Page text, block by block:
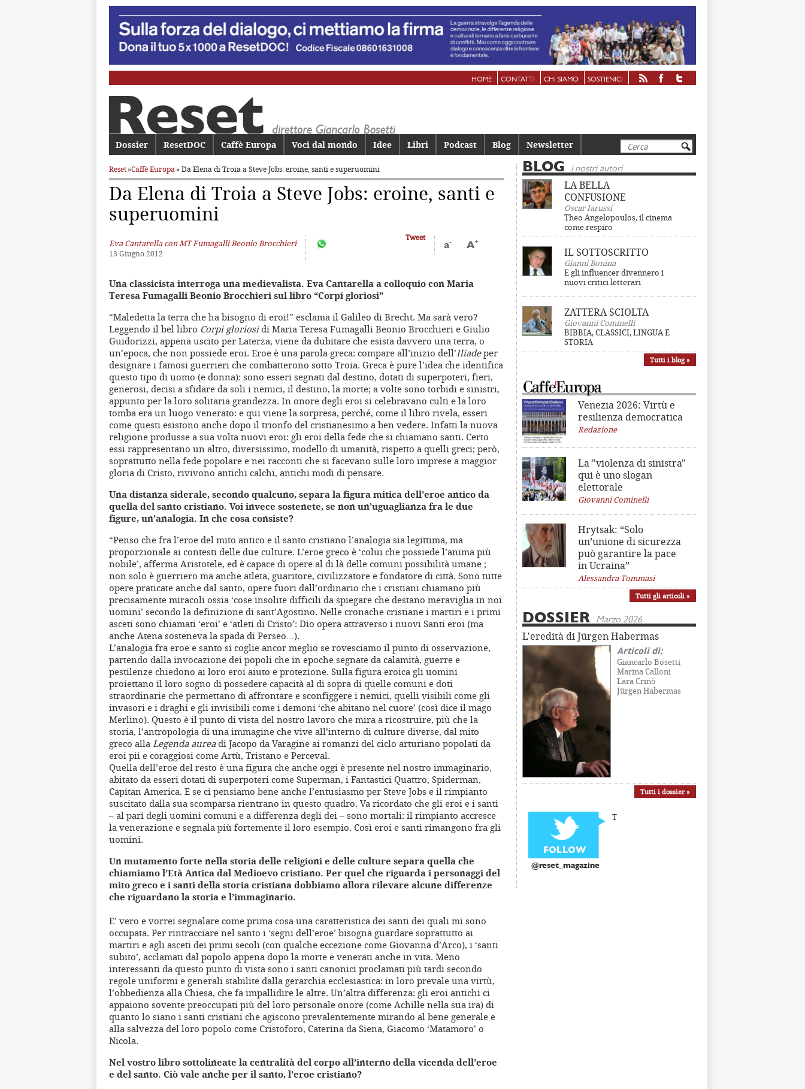
HOME CONTATTI CHI SIAMO SOSTIENICI
Cerca
Menu principale
Vai al contenuto principale
Vai al contenuto secondario
Dossier ResetDOC Caffè Europa Voci dal mondo Idee Libri Podcast Blog Newsletter
Reset»Caffè Europa» Da Elena di Troia a Steve Jobs: eroine, santi e superuomini
Da Elena di Troia a Steve Jobs: eroine, santi e
superuomini
Eva Cantarella con MT Fumagalli Beonio Brocchieri
13 Giugno 2012
Tweet
a- A+
Una classicista interroga una medievalista. Eva Cantarella a colloquio con Maria
Teresa Fumagalli Beonio Brocchieri sul libro “Corpi gloriosi”
“Maledetta la terra che ha bisogno di eroi!” esclama il Galileo di Brecht. Ma sarà vero?
Leggendo il bel libro Corpi gloriosidi Maria Teresa Fumagalli Beonio Brocchieri e Giulio
Guidorizzi, appena uscito per Laterza, viene da dubitare che esista davvero una terra, o
un’epoca, che non possiede eroi. Eroe è una parola greca: compare all’inizio dell’Iliadeper
designare i famosi guerrieri che combatterono sotto Troia. Greca è pure l’idea che identifica
questo tipo di uomo (e donna): sono esseri segnati dal destino, dotati di superpoteri, fieri,
generosi, decisi a sfidare da soli i nemici, il destino, la morte; a volte sono torbidi e sinistri,
appunto per la loro solitaria grandezza. In onore degli eroi si celebravano culti e la loro
tomba era un luogo venerato: e qui viene la sorpresa, perché, come il libro rivela, esseri
come questi esistono anche dopo il trionfo del cristianesimo a ben vedere. Infatti la nuova
religione produsse a sua volta nuovi eroi: gli eroi della fede che si chiamano santi. Certo
essi rappresentano un altro, diversissimo, modello di umanità, rispetto a quelli greci; però,
soprattutto nella fede popolare e nei racconti che si facevano sulle loro imprese a maggior
gloria di Cristo, rivivono antichi calchi, antichi modi di pensare.
Una distanza siderale, secondo qualcuno, separa la figura mitica dell’eroe antico da
quella del santo cristiano. Voi invece sostenete, se non un’uguaglianza fra le due
figure, un’analogia. In che cosa consiste?
“Penso che fra l’eroe del mito antico e il santo cristiano l’analogia sia legittima, ma
proporzionale ai contesti delle due culture. L’eroe greco è ‘colui che possiede l’anima più
nobile’, afferma Aristotele, ed è capace di opere al di là delle comuni possibilità umane ;
non solo è guerriero ma anche atleta, guaritore, civilizzatore e fondatore di città. Sono tutte
opere praticate anche dal santo, opere fuori dall’ordinario che i cristiani chiamano più
precisamente miracoli ossia ‘cose insolite difficili da spiegare che destano meraviglia in noi
uomini’ secondo la definizione di sant’Agostino. Nelle cronache cristiane i martiri e i primi
asceti sono chiamati ‘eroi’ e ‘atleti di Cristo’: Dio opera attraverso i nuovi Santi eroi (ma
anche Atena sosteneva la spada di Perseo…).
L’analogia fra eroe e santo si coglie ancor meglio se rovesciamo il punto di osservazione,
partendo dalla invocazione dei popoli che in epoche segnate da calamità, guerre e
pestilenze chiedono ai loro eroi aiuto e protezione. Sulla figura eroica gli uomini
proiettano il loro sogno di possedere capacità al di sopra di quelle comuni e doti
straordinarie che permettano di affrontare e sconfiggere i nemici, quelli visibili come gli
invasori e i draghi e gli invisibili come i demoni ‘che abitano nel cuore’ (così dice il mago
Merlino). Questo è il punto di vista del nostro lavoro che mira a ricostruire, più che la
storia, l’antropologia di una immagine che vive all’interno di culture diverse, dal mito
greco alla Legenda aureadi Jacopo da Varagine ai romanzi del ciclo arturiano popolati da
eroi pii e coraggiosi come Artù, Tristano e Perceval.
Quella dell’eroe del resto è una figura che anche oggi è presente nel nostro immaginario,
abitato da esseri dotati di superpoteri come Superman, i Fantastici Quattro, Spiderman,
Capitan America. E se ci pensiamo bene anche l’entusiasmo per Steve Jobs e il rimpianto
suscitato dalla sua scomparsa rientrano in questo quadro. Va ricordato che gli eroi e i santi
– al pari degli uomini comuni e a differenza degli dei – sono mortali: il rimpianto accresce
la venerazione e segnala più fortemente il loro esempio. Così eroi e santi rimangono fra gli
uomini.
Un mutamento forte nella storia delle religioni e delle culture separa quella che
chiamiamo l’Età Antica dal Medioevo cristiano. Per quel che riguarda i personaggi del
mito greco e i santi della storia cristiana dobbiamo allora rilevare alcune differenze
che riguardano la storia e l’immaginario.
E’ vero e vorrei segnalare come prima cosa una caratteristica dei santi dei quali mi sono
occupata. Per rintracciare nel santo i ‘segni dell’eroe’ bisogna guardare soprattutto ai
martiri e agli asceti dei primi secoli (con qualche eccezione come Giovanna d’Arco), i ‘santi
subito’, acclamati dal popolo appena dopo la morte e venerati anche in vita. Meno
interessanti da questo punto di vista sono i santi canonici proclamati più tardi secondo
regole uniformi e generali stabilite dalla gerarchia ecclesiastica: in loro prevale una virtù,
l’obbedienza alla Chiesa, che fa impallidire le altre. Un’altra differenza: gli eroi antichi ci
appaiono sovente preoccupati più del loro personale onore (come Achille nella sua ira) di
quanto lo siano i santi cristiani che agiscono prevalentemente mirando al bene generale e
alla salvezza del loro popolo come Cristoforo, Caterina da Siena, Giacomo ‘Matamoro’ o
Nicola.
Nel vostro libro sottolineate la centralità del corpo all’interno della vicenda dell’eroe
e del santo. Ciò vale anche per il santo, l’eroe cristiano?
BLOG i nostri autori
LA BELLA
CONFUSIONE
Oscar Iarussi
Theo Angelopoulos, il cinema
come respiro
IL SOTTOSCRITTO
Gianni Bonina
E gli influencer divennero i
nuovi critici letterari
ZATTERA SCIOLTA
Giovanni Cominelli
BIBBIA, CLASSICI, LINGUA E
STORIA
Tutti i blog »
Venezia 2026: Virtù e
resilienza democratica
Redazione
La "violenza di sinistra"
qui è uno slogan
elettorale
Giovanni Cominelli
Hrytsak: “Solo
un’unione di sicurezza
può garantire la pace
in Ucraina”
Alessandra Tommasi
Tutti gli articoli »
DOSSIER Marzo 2026
L'eredità di Jürgen Habermas
Articoli di:
Giancarlo Bosetti
Marina Calloni
Lara Crinò
Jürgen Habermas
Tutti i dossier »
@reset_magazine
T